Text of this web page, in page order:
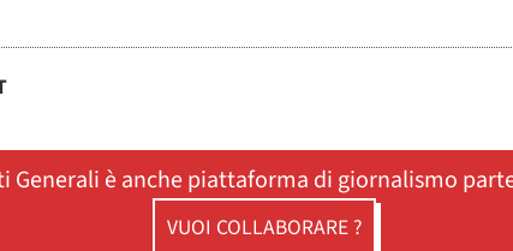
Generali è anche piattaforma di giornalismo
VUOI COLLABORARE ?